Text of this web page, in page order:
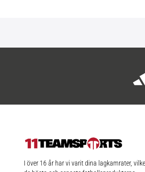
11teamsports.se
I över 16 år har vi varit dina lagkamrater,